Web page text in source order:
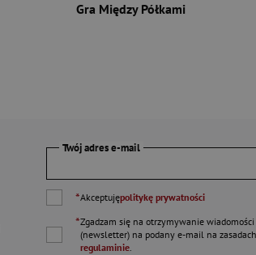
Gra Między Półkami
Twój adres e-mail
*Akceptujępolitykę prywatności
*Zgadzam się na otrzymywanie
(newsletter) na podanye-mail na
regulaminie